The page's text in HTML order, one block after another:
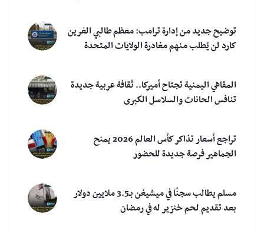
توضيح جديد من إدارة ترامب: معظم طالبي الغرين
كارد لن يُطلب منهم مغادرة الولايات المتحدة
المقاهي اليمنية تجتاح أميركا.. ثقافة عربية جديدة
تنافس الحانات والسلاسل الكبرى
تراجع أسعار تذاكر كأس العالم 2026 يمنح
الجماهير فرصة جديدة للحضور
مسلم يطالب سجنًا في ميشيغن بـ3.5 ملايين دولار
بعد تقديم لحم خنزير له في رمضان